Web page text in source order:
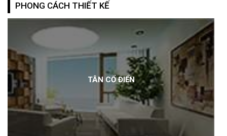
PHONG CÁCH THIẾT KẾ
TÂN CỔ ĐIỂN